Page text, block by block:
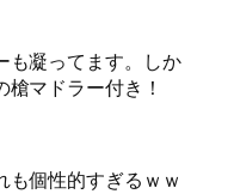
も凝ってます。しか
マドラー付き！
も個性的すぎるｗｗ